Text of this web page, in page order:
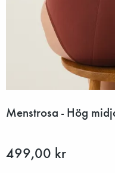
Menstrosa - Hög
499,00 kr